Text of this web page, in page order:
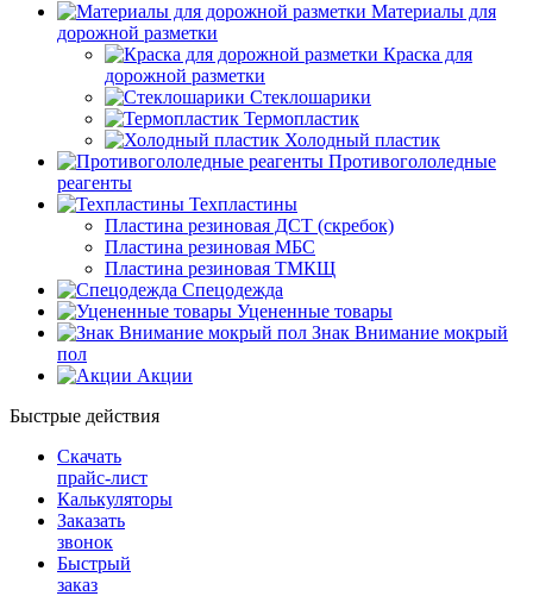
Материалы для
дорожной разметки
Краска для
дорожной разметки
Стеклошарики
Термопластик
Холодный пластик
Противогололедные
реагенты
Техпластины
Пластина резиновая ДСТ (скребок)
Пластина резиновая МБС
Пластина резиновая ТМКЩ
Спецодежда
Уцененные товары
Знак Внимание мокрый
пол
Акции
Быстрые действия
Скачать
прайс-лист
Калькуляторы
Заказать
звонок
Быстрый
заказ